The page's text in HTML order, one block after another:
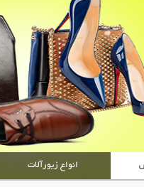
انواع زیورآلات